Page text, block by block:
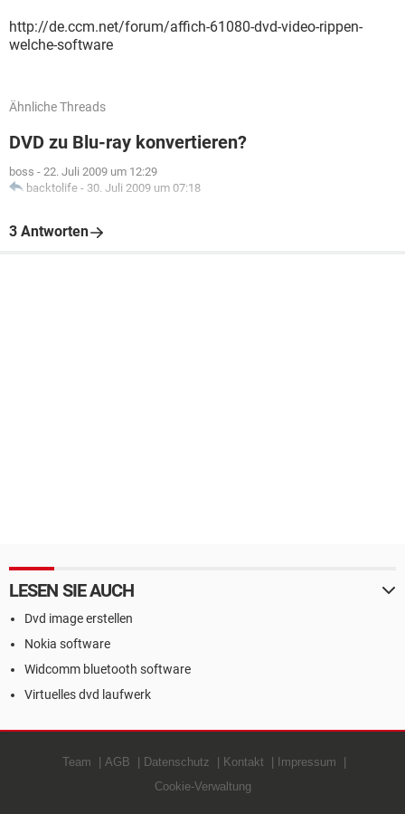
http://de.ccm.net/forum/affich-61080-dvd-video-rippen-
welche-software
Ähnliche Threads
DVD zu Blu-ray konvertieren?
boss - 22. Juli 2009 um 12:29
backtolife - 30. Juli 2009 um 07:18
3 Antworten
LESEN SIE AUCH
Dvd image erstellen
Nokia software
Widcomm bluetooth software
Virtuelles dvd laufwerk
Team AGB Datenschutz Kontakt
Impressum
Cookie-Verwaltung